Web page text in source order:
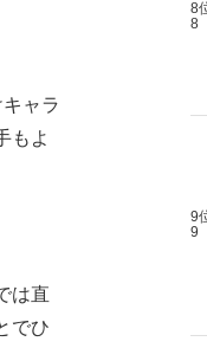
ャラ
もよ
は直
でひ
8
8
9
9